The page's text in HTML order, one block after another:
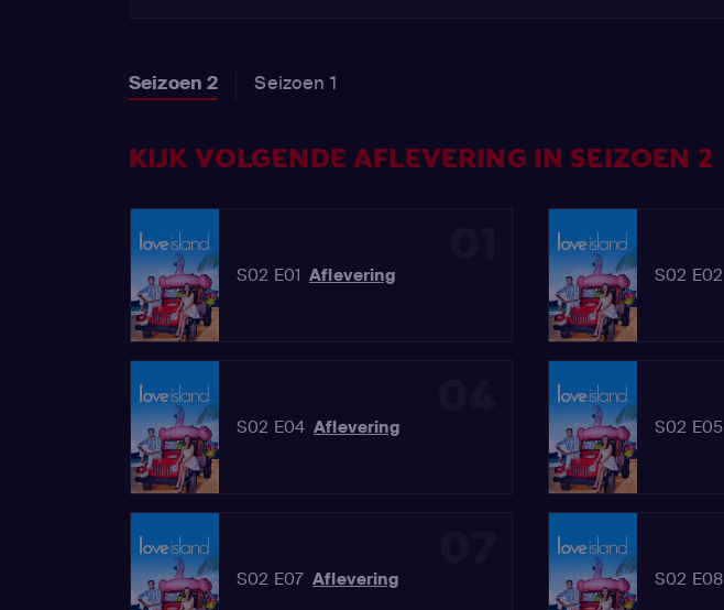
Seizoen 2 Seizoen 1
KIJK VOLGENDE AFLEVERING IN SEIZOEN 2
S02 E01 Aflevering S02 E02
S02 E04 Aflevering S02 E05
S02 E07 Aflevering S02 E08